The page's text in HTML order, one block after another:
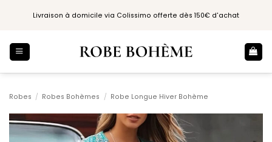
Livraison à domicile via Colissimo offerte dès 150€ d'achat
Robes / Robes Bohèmes / Robe Longue Hiver Bohème